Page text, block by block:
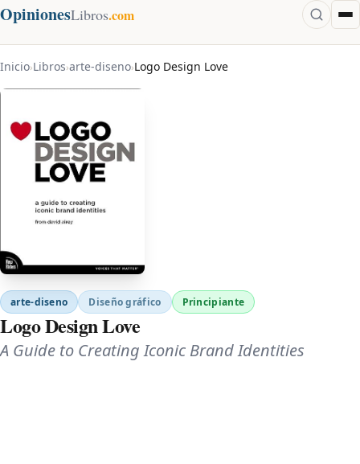
OpinionesLibros.com
Inicio›Libros›arte-diseno›Logo Design Love
arte-diseno Diseño gráfico Principiante
Logo Design Love
A Guide to Creating Iconic Brand Identities